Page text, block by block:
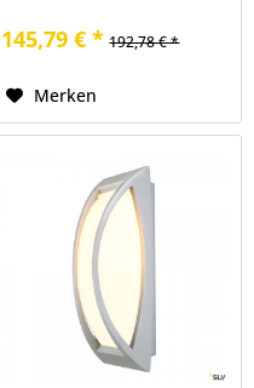
145,79 € * 192,78 € *
Merken